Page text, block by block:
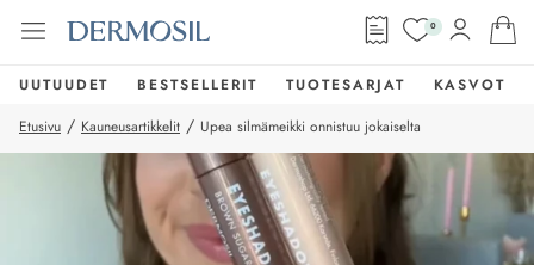
0
UUTUUDET BESTSELLERIT TUOTESARJAT
KASVOT
Etusivu / Kauneusartikkelit / Upea silmämeikki onnistuu jokaiselta